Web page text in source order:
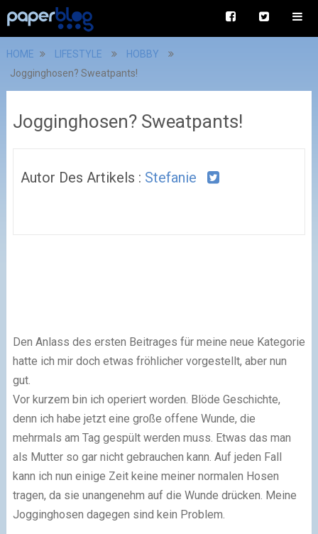
HOME LIFESTYLE
HOBBY
Jogginghosen? Sweatpants!
Jogginghosen? Sweatpants!
Autor Des Artikels : Stefanie
Den Anlass des ersten Beitrages für meine neue Kategorie
hatte ich mir doch etwas fröhlicher vorgestellt, aber nun
gut.
Vor kurzem bin ich operiert worden. Blöde Geschichte,
denn ich habe jetzt eine große offene Wunde, die
mehrmals am Tag gespült werden muss. Etwas das man
als Mutter so gar nicht gebrauchen kann. Auf jeden Fall
kann ich nun einige Zeit keine meiner normalen Hosen
tragen, da sie unangenehm auf die Wunde drücken. Meine
Jogginghosen dagegen sind kein Problem.